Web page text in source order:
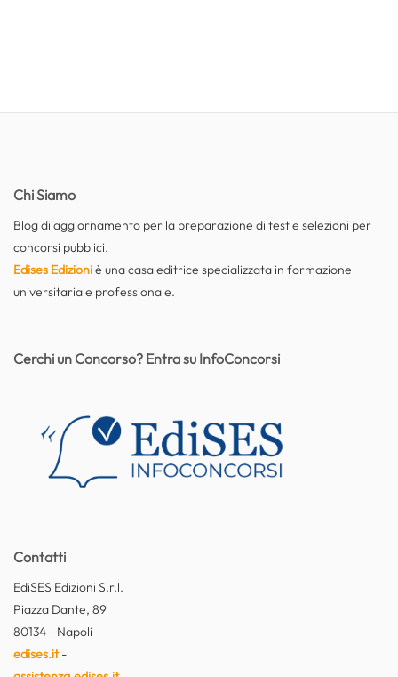
Chi Siamo
Blog di aggiornamento per la preparazione di test e selezioni per
concorsi pubblici.
Edises Edizioniè una casa editrice specializzata in formazione
universitaria e professionale.
Contatti
EdiSES Edizioni S.r.l.
Piazza Dante, 89
80134 - Napoli
edises.it-
Cerchi un Concorso? Entra su InfoConcorsi